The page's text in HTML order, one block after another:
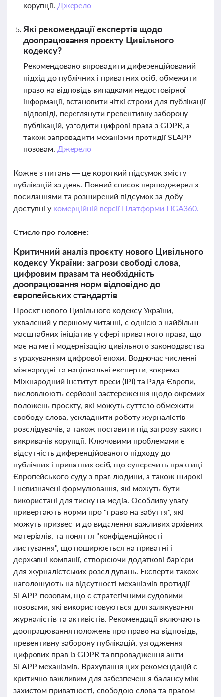
корупції. Джерело
Які рекомендації експертів щодо
доопрацювання проєкту Цивільного
кодексу?
Рекомендовано впровадити диференційований
підхід до публічних і приватних осіб, обмежити
право на відповідь випадками недостовірної
інформації, встановити чіткі строки для публікації
відповіді, переглянути превентивну заборону
публікацій, узгодити цифрові права з GDPR, а
також запровадити механізми протидії SLAPP-
позовам. Джерело
Кожне з питань — це короткий підсумок змісту
публікацій за день. Повний список першоджерел з
посиланнями та розширений підсумок за добу
доступні у комерційній версії Платформи LIGA360.
Стисло про головне:
Критичний аналіз проєкту нового Цивільного
кодексу України: загрози свободі слова,
цифровим правам та необхідність
доопрацювання норм відповідно до
європейських стандартів
Проєкт нового Цивільного кодексу України,
ухвалений у першому читанні, є однією з найбільш
масштабних ініціатив у сфері приватного права, що
має на меті модернізацію цивільного законодавства
з урахуванням цифрової епохи. Водночас численні
міжнародні та національні експерти, зокрема
Міжнародний інститут преси (IPI) та Рада Європи,
висловлюють серйозні застереження щодо окремих
положень проєкту, які можуть суттєво обмежити
свободу слова, ускладнити роботу журналістів-
розслідувачів, а також поставити під загрозу захист
викривачів корупції. Ключовими проблемами є
відсутність диференційованого підходу до
публічних і приватних осіб, що суперечить практиці
Європейського суду з прав людини, а також широкі
і невизначені формулювання, які можуть бути
використані для тиску на медіа. Особливу увагу
привертають норми про "право на забуття", які
можуть призвести до видалення важливих архівних
матеріалів, та поняття "конфіденційності
листування", що поширюється на приватні і
державні компанії, створюючи додаткові бар'єри
для журналістських розслідувань. Експерти також
наголошують на відсутності механізмів протидії
SLAPP-позовам, що є стратегічними судовими
позовами, які використовуються для залякування
журналістів та активістів. Рекомендації включають
доопрацювання положень про право на відповідь,
превентивну заборону публікацій, узгодження
цифрових прав із GDPR та впровадження анти-
SLAPP механізмів. Врахування цих рекомендацій є
критично важливим для забезпечення балансу між
захистом приватності, свободою слова та правом